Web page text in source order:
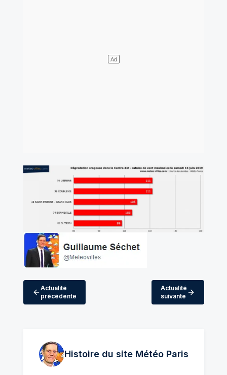
Actualité
précédente
Actualité
suivante
Histoire du site MétéoParis